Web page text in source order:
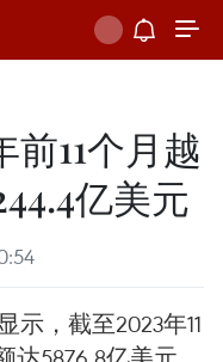
11个月越
亿美元
，截至2023年11